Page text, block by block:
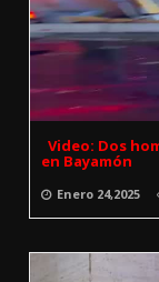
Video: Dos
en Bayamón
Enero 24,2025